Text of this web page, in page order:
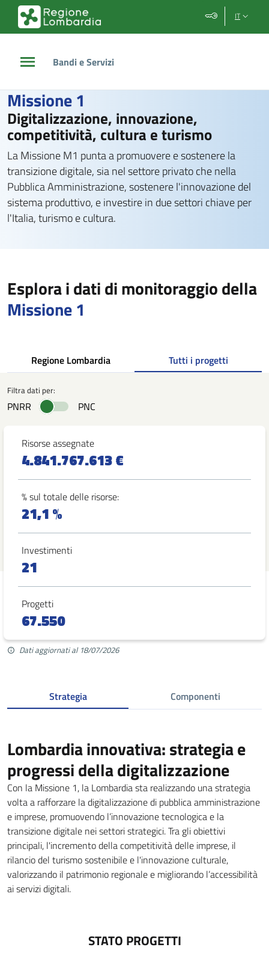
Vai al contenuto principale
Vai al footer IT
Bandi e Servizi
Missione 1
Digitalizzazione, innovazione,
competitività, cultura e turismo
La Missione M1 punta a promuovere e sostenere la
transizione digitale, sia nel settore privato che nella
Pubblica Amministrazione, sostenere l'innovazione del
sistema produttivo, e investire in due settori chiave per
l'Italia, turismo e cultura.
Esplora i dati di monitoraggio della
Missione 1
Regione Lombardia Tutti i progetti
Filtra dati per:
PNRR PNC
Risorse assegnate
4.841.767.613 €
% sul totale delle risorse:
21,1 %
Investimenti
21
Progetti
67.550
Dati aggiornati al 18/07/2026
Strategia Componenti
Lombardia innovativa: strategia e
progressi della digitalizzazione
Con la Missione 1, la Lombardia sta realizzando una strategia
volta a rafforzare la digitalizzazione di pubblica amministrazione
e imprese, promuovendo l’innovazione tecnologica e la
transizione digitale nei settori strategici. Tra gli obiettivi
principali, l'incremento della competitività delle imprese, il
rilancio del turismo sostenibile e l'innovazione culturale,
valorizzando il patrimonio regionale e migliorando l’accessibilità
ai servizi digitali.
STATO PROGETTI